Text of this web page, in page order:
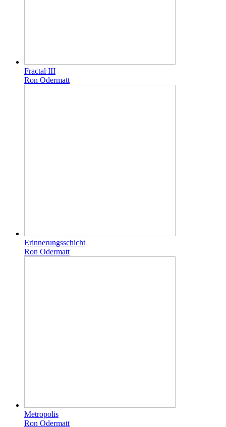
Fractal III
Ron Odermatt
Erinnerungsschicht
Ron Odermatt
Metropolis
Ron Odermatt